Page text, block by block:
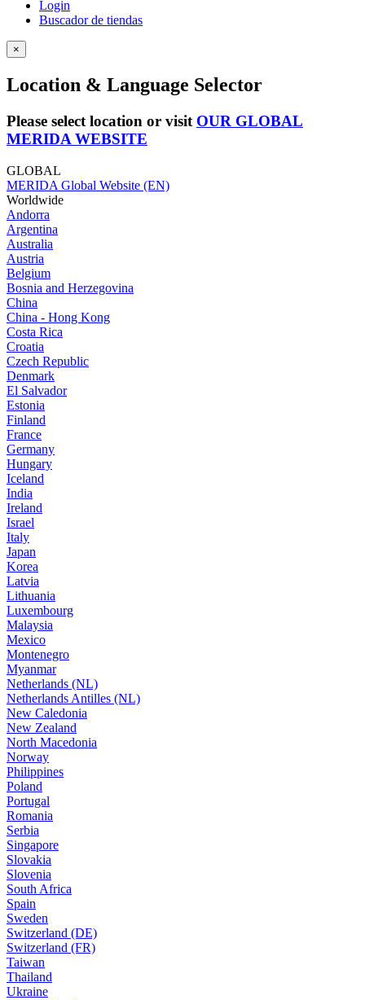
Login
Buscador de tiendas
×
Location & Language Selector
Please select location or visit OUR GLOBAL
MERIDA WEBSITE
GLOBAL
MERIDA Global Website (EN)
Worldwide
Andorra
Argentina
Australia
Austria
Belgium
Bosnia and Herzegovina
China
China - Hong Kong
Costa Rica
Croatia
Czech Republic
Denmark
El Salvador
Estonia
Finland
France
Germany
Hungary
Iceland
India
Ireland
Israel
Italy
Japan
Korea
Latvia
Lithuania
Luxembourg
Malaysia
Mexico
Montenegro
Myanmar
Netherlands (NL)
Netherlands Antilles (NL)
New Caledonia
New Zealand
North Macedonia
Norway
Philippines
Poland
Portugal
Romania
Serbia
Singapore
Slovakia
Slovenia
South Africa
Spain
Sweden
Switzerland (DE)
Switzerland (FR)
Taiwan
Thailand
Ukraine